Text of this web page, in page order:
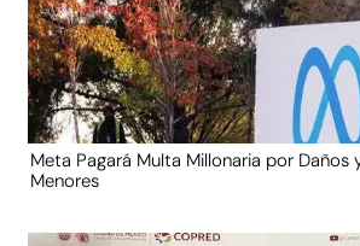
Meta Pagará Multa Millonaria por Daños
Menores